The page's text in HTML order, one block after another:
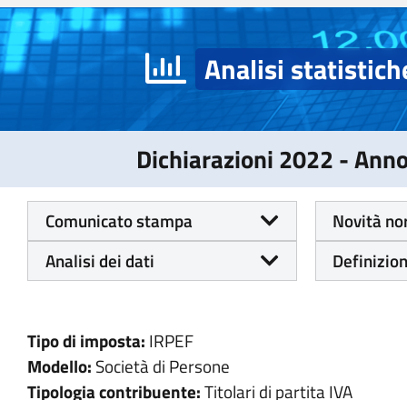
Analisi
Dichiarazioni 2022 -
Comunicato stampa
Novità
Analisi dei dati
Tipo di imposta: IRPEF
Modello: Società di Persone
Tipologia contribuente:Titolari di partita IVA